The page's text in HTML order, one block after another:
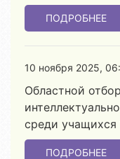
ПОДРОБНЕЕ
10 ноября 2025,
Областной
среди учащихся
ПОДРОБНЕЕ